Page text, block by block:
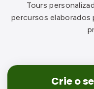
Tours
percursos elaborados
Crie o